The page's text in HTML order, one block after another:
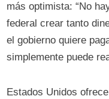
más optimista: “No
federal crear tanto
el gobierno quiere
simplemente puede
Estados Unidos